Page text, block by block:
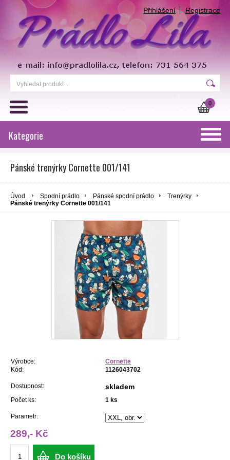
Přihlášení Registrace
0
Kategorie
Pánské trenýrky Cornette 001/141
Úvod Spodní prádlo Pánské spodní prádlo
Trenýrky
Pánské trenýrky Cornette 001/141
Výrobce:
Cornette
Kód:
1126043702
Dostupnost: skladem
Počet ks: 1 ks
Parametr:
289,- Kč
Do košíku